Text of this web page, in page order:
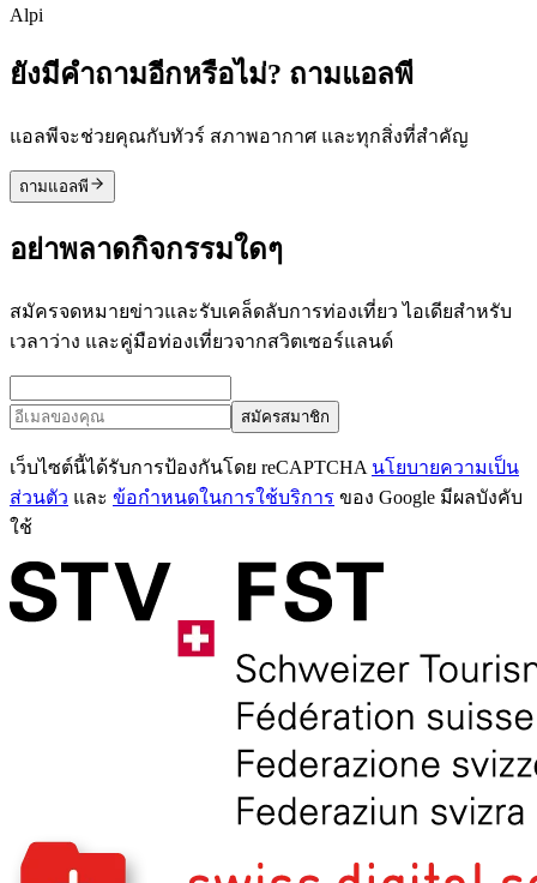
Alpi
ยังมีคำถามอีกหรือไม่? ถามแอลพี
แอลพีจะช่วยคุณกับทัวร์ สภาพอากาศ และทุกสิ่งที่สำคัญ
ถามแอลพี
อย่าพลาดกิจกรรมใดๆ
สมัครจดหมายข่าวและรับเคล็ดลับการท่องเที่ยว ไอเดียสำหรับ
เวลาว่าง และคู่มือท่องเที่ยวจากสวิตเซอร์แลนด์
สมัครสมาชิก
เว็บไซต์นี้ได้รับการป้องกันโดย reCAPTCHA นโยบายความเป็น
ส่วนตัว และ ข้อกำหนดในการใช้บริการ ของ Google มีผลบังคับ
ใช้